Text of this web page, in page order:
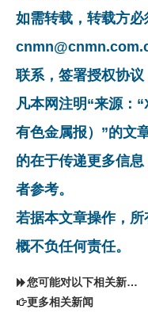
如需转载，转载方必
联系，签署授权协议
凡本网注明“来源：
有色金属报）”的文
的在于传递更多信
者参考。
若据本文章操作，
概不负任何责任。
您可能对以下相关新闻同样感兴趣
更多相关新闻